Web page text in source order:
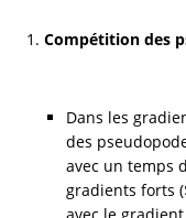
Compétition des
Dans les
des
avec un temps
gradients forts